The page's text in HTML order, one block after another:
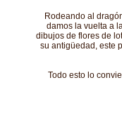
Rodeando al
damos la vuelta a
dibujos de flores de
su antigüedad, este
Todo esto lo